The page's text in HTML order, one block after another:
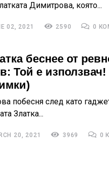
Димитрова, която...
02, 2021 2590 0
беснее от
Той е
побесня след като
Златка...
20, 2021 3969 0